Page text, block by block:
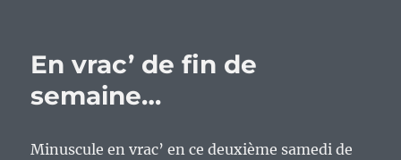
En vrac’ de fin de
semaine…
Minuscule en vrac’ en ce deuxième samedi de